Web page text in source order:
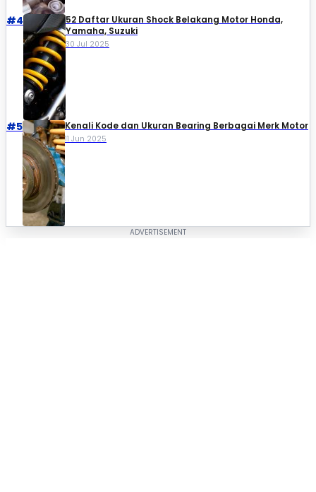
#4
52 Daftar Ukuran Shock Belakang Motor Honda,
Yamaha, Suzuki​
30 Jul 2025
#5 Kenali Kode dan Ukuran Bearing Berbagai Merk Motor
11 Jun 2025